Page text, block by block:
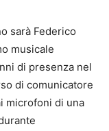
sarà Federico
musicale
di presenza nel
di comunicatore
microfoni di una